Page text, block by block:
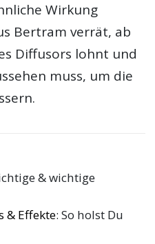
Wirkung
Bertram verrät, ab
Diffusors lohnt und
muss, um die
& wichtige
& Effekte: So holst Du